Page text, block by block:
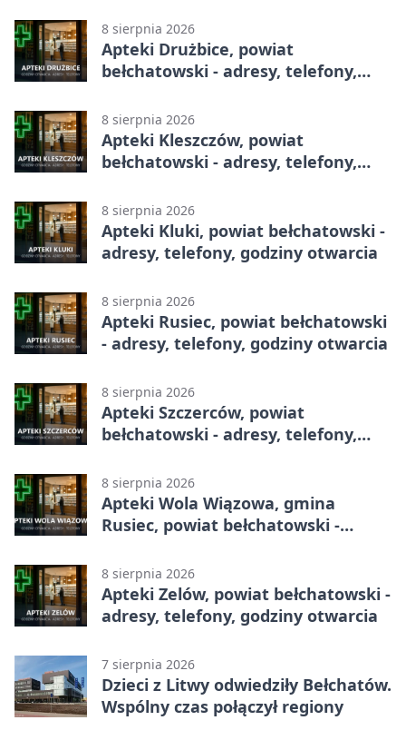
8 sierpnia 2026
Apteki Drużbice, powiat
bełchatowski - adresy, telefony,
8 sierpnia 2026
Apteki Kleszczów, powiat
bełchatowski - adresy, telefony,
8 sierpnia 2026
Apteki Kluki, powiat bełchatowski -
adresy, telefony, godziny otwarcia
8 sierpnia 2026
Apteki Rusiec, powiat bełchatowski
- adresy, telefony, godziny otwarcia
8 sierpnia 2026
Apteki Szczerców, powiat
bełchatowski - adresy, telefony,
8 sierpnia 2026
Apteki Wola Wiązowa, gmina
Rusiec, powiat bełchatowski -
8 sierpnia 2026
Apteki Zelów, powiat bełchatowski -
adresy, telefony, godziny otwarcia
7 sierpnia 2026
Dzieci z Litwy odwiedziły Bełchatów.
Wspólny czas połączył regiony